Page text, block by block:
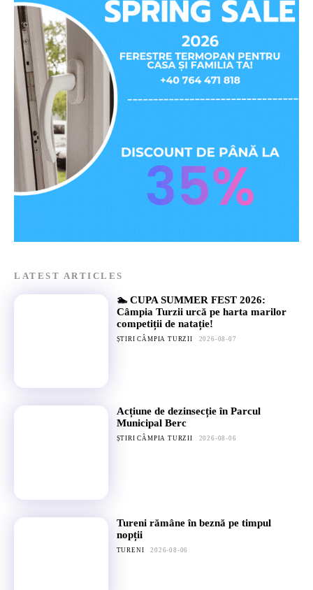
LATEST ARTICLES
🏊 CUPA SUMMER FEST 2026:
Câmpia Turzii urcă pe harta marilor
competiții de natație!
ȘTIRI CÂMPIA TURZII 2026-08-07
Acțiune de dezinsecție în Parcul
Municipal Berc
ȘTIRI CÂMPIA TURZII 2026-08-06
Tureni rămâne în beznă pe timpul
nopții
TURENI 2026-08-06